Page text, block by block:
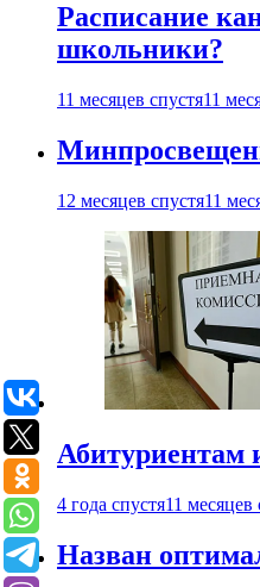
Расписание
школьники?
11 месяцев спустя11
12 месяцев спустя11
Абитуриентам
4 года спустя11 месяцев
Назван